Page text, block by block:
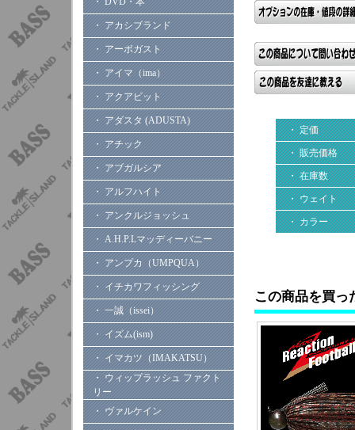
・ アカシブランド
・ アーボガスト
・ アイマ（ima）
・ アクアビット
・ アダスタ (ADUSTA)
・ アチック
・ アブガルシア
・ アルフハイト
・ アンクルジョッシュ
・ A.H.P.Lマッディーバニー
・ アンプカ（UMPQUA）
・ イチカワフィッシング
・ 一誠（issei）
・ イズム(ism)
・ イマカツ（IMAKATSU）
・ ウィップラッシュ ファクト
リー
・ ヴァルケイン
・ 定価
・ 販売価格
・ 在庫数
・ ウェイト
・ カラー
この商品を買っ